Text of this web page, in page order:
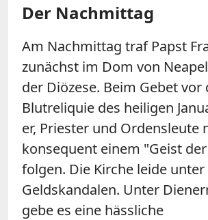
Der Nachmittag
Am Nachmittag traf Papst
zunächst im Dom von
der Diözese. Beim Gebet vor
Blutreliquie des heiligen
er, Priester und Ordensleute
konsequent einem "Geist
folgen. Die Kirche leide unter
Geldskandalen. Unter
gebe es eine hässliche